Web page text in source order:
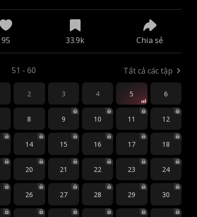
95 33.9k Chia sẻ
51 - 60 Tất cả các tập
2 3 4 5 6
8 9 10 11 12
14 15 16 17 18
20 21 22 23 24
26 27 28 29 30